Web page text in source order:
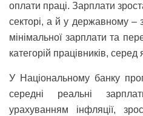
оплати праці. Зарплати
секторі, а й у державному –
мінімальної зарплати та
категорій працівників, серед
У Національному банку
середні реальні
урахуванням інфляції,